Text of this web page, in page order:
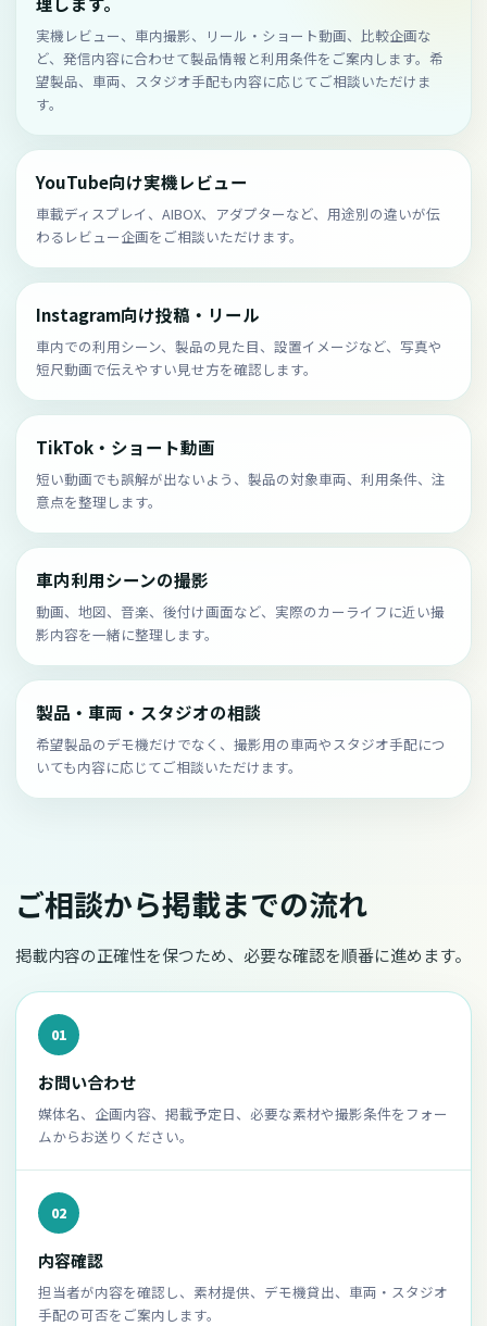
実機レビュー、車内撮影、リール・ショート動画、比較企画な
ど、発信内容に合わせて製品情報と利用条件をご案内します。希
望製品、車両、スタジオ手配も内容に応じてご相談いただけま
す。
YouTube向け実機レビュー
車載ディスプレイ、AIBOX、アダプターなど、用途別の違いが伝
わるレビュー企画をご相談いただけます。
Instagram向け投稿・リール
車内での利用シーン、製品の見た目、設置イメージなど、写真や
短尺動画で伝えやすい見せ方を確認します。
TikTok・ショート動画
短い動画でも誤解が出ないよう、製品の対象車両、利用条件、注
意点を整理します。
車内利用シーンの撮影
動画、地図、音楽、後付け画面など、実際のカーライフに近い撮
影内容を一緒に整理します。
製品・車両・スタジオの相談
希望製品のデモ機だけでなく、撮影用の車両やスタジオ手配につ
いても内容に応じてご相談いただけます。
ご相談から掲載までの流れ
掲載内容の正確性を保つため、必要な確認を順番に進めます。
01
お問い合わせ
媒体名、企画内容、掲載予定日、必要な素材や撮影条件をフォー
ムからお送りください。
02
内容確認
担当者が内容を確認し、素材提供、デモ機貸出、車両・スタジオ
手配の可否をご案内します。